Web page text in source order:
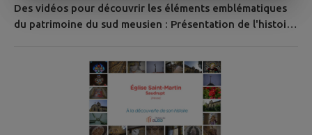
Des vidéos pour découvrir les éléments emblématiques
du patrimoine du sud meusien : Présentation de l'histoire